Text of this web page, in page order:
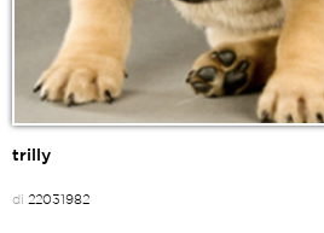
trilly
di 22031982